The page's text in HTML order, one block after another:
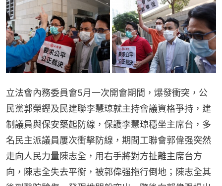
立法會內務委員會5月一次開會期間，爆發衝突，公
民黨郭榮鏗及民建聯李慧琼就主持會議資格爭持，建
制議員與保安築起防線，保護李慧琼穩坐主席台，多
名民主派議員屢次衝擊防線，期間工聯會郭偉强突然
走向人民力量陳志全，用右手將對方扯離主席台方
向，陳志全失去平衡，被郭偉强拖行倒地；陳志全其